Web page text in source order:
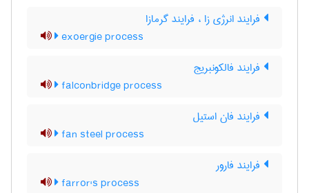
فرایند انرژی زا ، فرایند گرمازا
exoergie process
فرایند فالکونبریج
falconbridge process
فرایند فان استیل
fan steel process
فرایند فارور
farror's process